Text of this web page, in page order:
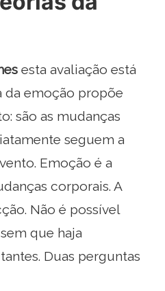
esta avaliação está
da emoção propõe
são as mudanças
seguem a
Emoção é a
corporais. A
Não é possível
que haja
Duas perguntas